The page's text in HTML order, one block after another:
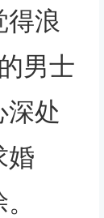
得浪
男士
深处
婚